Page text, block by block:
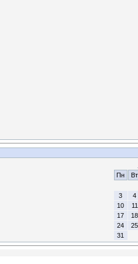
Пн
Вт
3
4
10
11
17
18
24
25
31